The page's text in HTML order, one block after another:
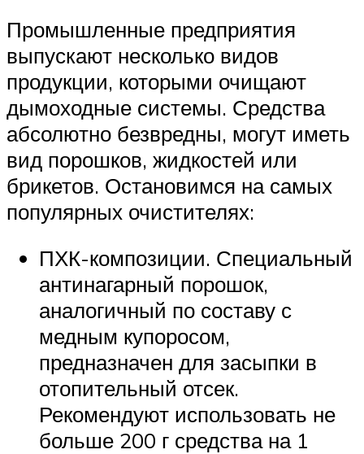
Промышленные предприятия
выпускают несколько видов
продукции, которыми очищают
дымоходные системы. Средства
абсолютно безвредны, могут иметь
вид порошков, жидкостей или
брикетов. Остановимся на самых
популярных очистителях:
ПХК-композиции. Специальный
антинагарный порошок,
аналогичный по составу с
медным купоросом,
предназначен для засыпки в
отопительный отсек.
Рекомендуют использовать не
больше 200 г средства на 1